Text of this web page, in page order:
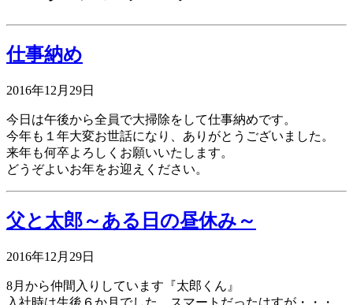
仕事納め
2016年12月29日
今日は午後から全員で大掃除をして仕事納めです。
今年も１年大変お世話になり、ありがとうございました。
来年も何卒よろしくお願いいたします。
どうぞよいお年をお迎えください。
父と太郎～ある日の昼休み～
2016年12月29日
8月から仲間入りしています『太郎くん』
入社時は生後６か月でした。スマートだったはすが・・・